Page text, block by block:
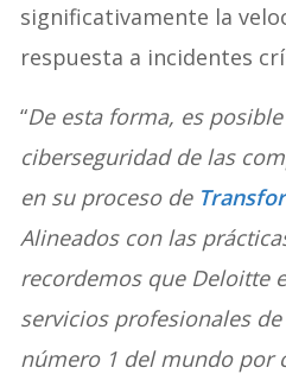
significativamente la
respuesta a incidentes
“De esta forma, es
ciberseguridad de las
en su proceso de
Alineados con las
recordemos que Deloitte
servicios profesionales
número 1 del mundo por